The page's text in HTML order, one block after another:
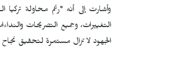
وأشارت إلى أنه "رغم محاولة
التغييرات، وجميع التصريحات
الجهود لا تزال مستمرة لتحقيق